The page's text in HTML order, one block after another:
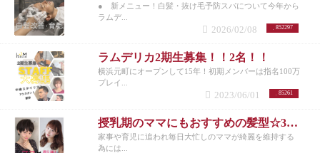
● 新メニュー！白髪・抜け毛予防スパについて今年から
ラムデ...
852297
2026/02/08
ラムデリカ2期生募集！！2名！！
横浜元町にオープンして15年！初期メンバーは指名100万
プレイ...
85261
2023/06/01
授乳期のママにもおすすめの髪型☆30代女性を若く見せるスタイル特集☆
家事や育児に追われ毎日大忙しのママが綺麗を維持する
為には...